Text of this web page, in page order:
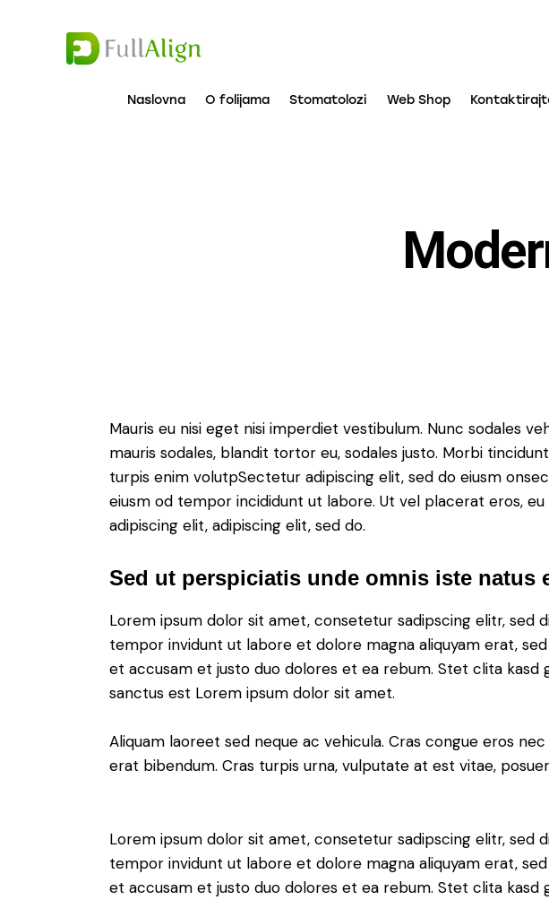
Naslovna O folijama Stomatolozi Web Shop
Mauris eu nisi eget nisi imperdiet vestibulum. Nunc sodales
mauris sodales, blandit tortor eu, sodales justo. Morbi
turpis enim volutpSectetur adipiscing elit, sed do eiusm
eiusm od tempor incididunt ut labore. Ut vel placerat eros,
adipiscing elit, adipiscing elit, sed do.
Sed ut perspiciatis unde omnis iste natus
Lorem ipsum dolor sit amet, consetetur sadipscing elitr, sed
tempor invidunt ut labore et dolore magna aliquyam erat,
et accusam et justo duo dolores et ea rebum. Stet clita kasd
sanctus est Lorem ipsum dolor sit amet.
Aliquam laoreet sed neque ac vehicula. Cras congue eros
erat bibendum. Cras turpis urna, vulputate at est vitae,
Lorem ipsum dolor sit amet, consetetur sadipscing elitr, sed
tempor invidunt ut labore et dolore magna aliquyam erat,
et accusam et justo duo dolores et ea rebum. Stet clita kasd